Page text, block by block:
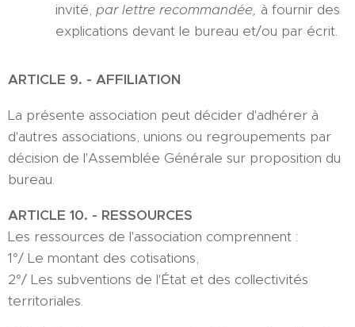
invité, par lettre recommandée, à fournir des
explications devant le bureau et/ou par écrit.
ARTICLE 9. - AFFILIATION
La présente association peut décider d'adhérer à
d'autres associations, unions ou regroupements par
décision de l'Assemblée Générale sur proposition du
bureau.
ARTICLE 10. - RESSOURCES
Les ressources de l'association comprennent :
1°/ Le montant des cotisations,
2°/ Les subventions de l'État et des collectivités
territoriales.